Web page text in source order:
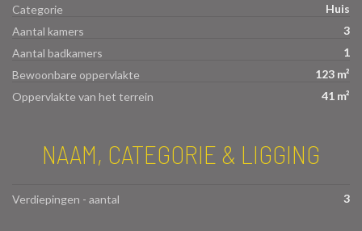
Categorie
Huis
Aantal kamers
3
Aantal badkamers
1
Bewoonbare oppervlakte
123 m²
Oppervlakte van het terrein
41 m²
NAAM, CATEGORIE & LIGGING
Verdiepingen - aantal 3